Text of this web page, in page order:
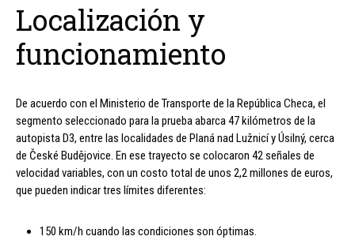
Localización y
funcionamiento
De acuerdo con el Ministerio de Transporte de la República Checa, el
segmento seleccionado para la prueba abarca 47 kilómetros de la
autopista D3, entre las localidades de Planá nad Lužnicí y Úsilný, cerca
de České Budějovice. En ese trayecto se colocaron 42 señales de
velocidad variables, con un costo total de unos 2,2 millones de euros,
que pueden indicar tres límites diferentes:
150 km/h cuando las condiciones son óptimas.